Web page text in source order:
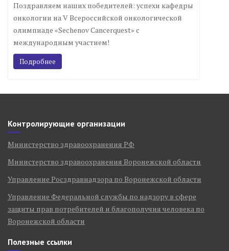
Поздравляем наших победителей: успехи кафедры
онкологии на V Всероссийской онкологической
олимпиаде «Sechenov Cancerquest» с
международным участием!
Подробнее
Контролирующие организации
Министерство здравоохранения РФ
Министерство здравоохранения Воронежской области
Управление Росздравнадзора по Воронежской области
Управление Федеральной службы по надзору в сфере
защиты прав потребителей и благополучия человека по
Воронежской области
Полезные ссылки